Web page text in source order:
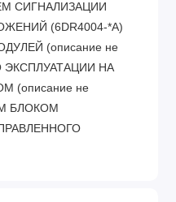
СИГНАЛИЗАЦИИ
(6DR4004-*A)
(описание не
ЭКСПЛУАТАЦИИ НА
(описание не
БЛОКОМ